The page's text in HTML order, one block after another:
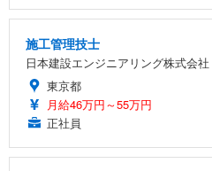
施工管理技士
日本建設エンジニアリング株式会社
東京都
月給46万円～55万円
正社員